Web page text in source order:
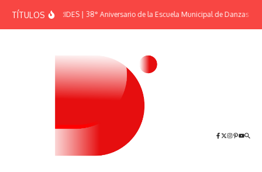
TÍTULOSEFEMÉRIDES | 38° Aniversario de la Escuela Municipal de Danzas “El